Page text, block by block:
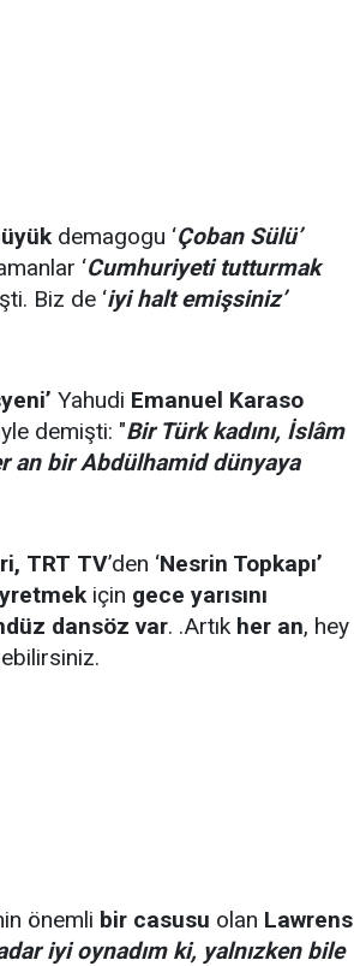
demagogu ‘Çoban Sülü’
‘Cumhuriyeti tutturmak
Biz de ‘iyi halt emişsiniz’
Yahudi Emanuel Karaso
demişti: "Bir Türk kadını, İslâm
an bir Abdülhamid dünyaya
TRT TV’den ‘Nesrin Topkapı’
için gece yarısını
dansöz var. .Artık her an, hey
önemli bir casusu olan Lawrens
iyi oynadım ki, yalnızken bile